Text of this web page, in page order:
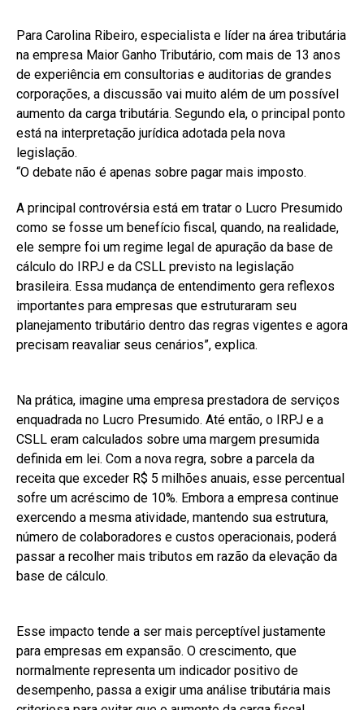
Para Carolina Ribeiro, especialista e líder na área tributária
na empresa Maior Ganho Tributário, com mais de 13 anos
de experiência em consultorias e auditorias de grandes
corporações, a discussão vai muito além de um possível
aumento da carga tributária. Segundo ela, o principal ponto
está na interpretação jurídica adotada pela nova
legislação.
“O debate não é apenas sobre pagar mais imposto.
A principal controvérsia está em tratar o Lucro Presumido
como se fosse um benefício fiscal, quando, na realidade,
ele sempre foi um regime legal de apuração da base de
cálculo do IRPJ e da CSLL previsto na legislação
brasileira. Essa mudança de entendimento gera reflexos
importantes para empresas que estruturaram seu
planejamento tributário dentro das regras vigentes e agora
precisam reavaliar seus cenários”, explica.
Na prática, imagine uma empresa prestadora de serviços
enquadrada no Lucro Presumido. Até então, o IRPJ e a
CSLL eram calculados sobre uma margem presumida
definida em lei. Com a nova regra, sobre a parcela da
receita que exceder R$ 5 milhões anuais, esse percentual
sofre um acréscimo de 10%. Embora a empresa continue
exercendo a mesma atividade, mantendo sua estrutura,
número de colaboradores e custos operacionais, poderá
passar a recolher mais tributos em razão da elevação da
base de cálculo.
Esse impacto tende a ser mais perceptível justamente
para empresas em expansão. O crescimento, que
normalmente representa um indicador positivo de
desempenho, passa a exigir uma análise tributária mais